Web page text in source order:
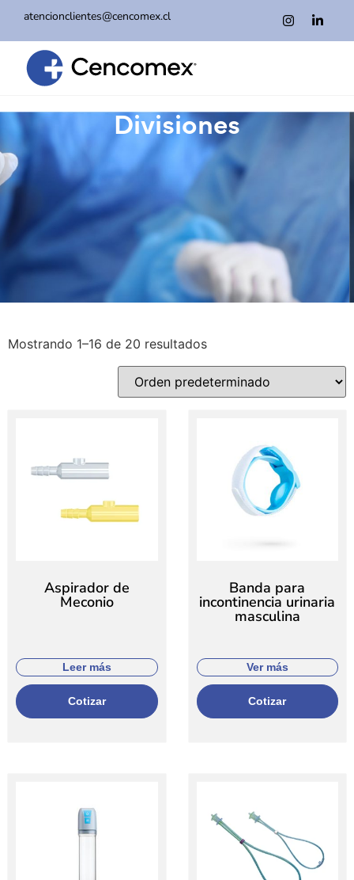
atencionclientes@cencomex.cl
Divisiones
Mostrando 1–16 de 20 resultados
Aspirador de
Meconio
Leer más
Cotizar
Banda para
incontinencia urinaria
masculina
Ver más
Cotizar